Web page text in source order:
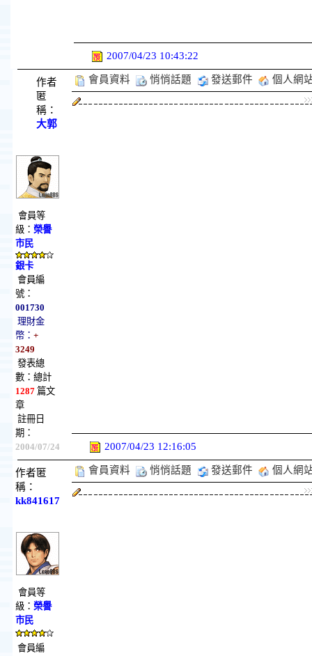
2007/04/23 10:43:22
作者
匿
稱：
大郭
會員等
級： 榮譽
市民
銀卡
會員編
號：
001730
理財金
幣： +
3249
發表總
數：總計
1287 篇文
章
註冊日
期：
2004/07/24
會員資料 悄悄話題 發送郵件 個人網
2007/04/23 12:16:05
作者匿
稱：
kk841617
會員等
級： 榮譽
市民
會員編
會員資料 悄悄話題 發送郵件 個人網